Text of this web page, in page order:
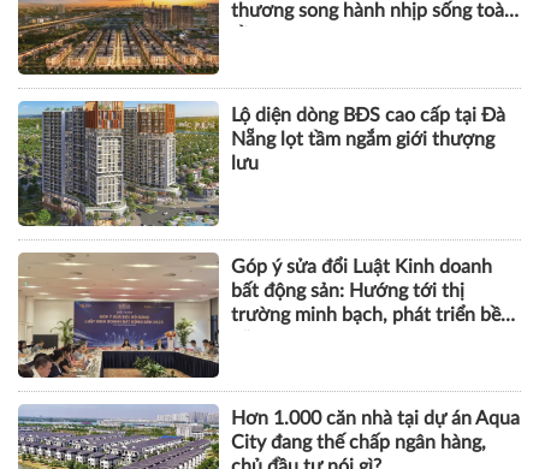
thương song hành nhịp sống toàn
Lộ diện dòng BĐS cao cấp tại Đà
Nẵng lọt tầm ngắm giới thượng
lưu
Góp ý sửa đổi Luật Kinh doanh
bất động sản: Hướng tới thị
trường minh bạch, phát triển bền
Hơn 1.000 căn nhà tại dự án Aqua
City đang thế chấp ngân hàng,